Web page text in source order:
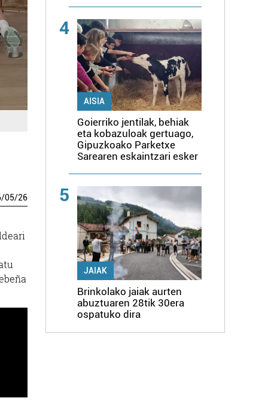
/05/26
4
AISIA
Goierriko jentilak, behiak
eta kobazuloak gertuago,
Gipuzkoako Parketxe
Sarearen eskaintzari esker
5
JAIAK
Brinkolako jaiak aurten
abuztuaren 28tik 30era
ospatuko dira